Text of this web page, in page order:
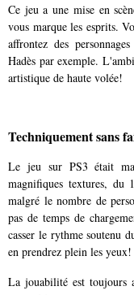
Ce jeu a une mise en
vous marque les esprits.
affrontez des
Hadès par exemple.
artistique de haute volée!
Techniquement sans
Le jeu sur PS3 était
magnifiques textures, du
malgré le nombre de
pas de temps de
casser le rythme soutenu
en prendrez plein les yeux!
La jouabilité est toujours